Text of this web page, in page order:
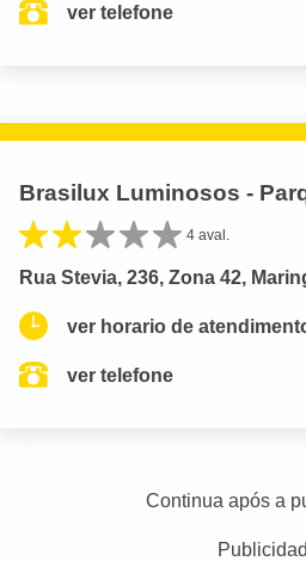
ver telefone
Brasilux Luminosos -
4 aval.
Rua Stevia, 236, Zona 42,
ver horario de
ver telefone
Continua após a